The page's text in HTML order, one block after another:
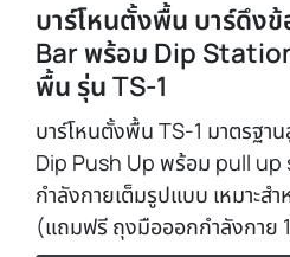
บาร์โหนตั้งพื้น บาร์ดึง
Bar พร้อม Dip
พื้น รุ่น TS-1
บาร์โหนตั้งพื้น TS-1 มาตรฐา
Dip Push Up พร้อม pull up
กำลังกายเต็มรูปแบบ เหมาะส
(แถมฟรี ถุงมือออกกำลังกาย